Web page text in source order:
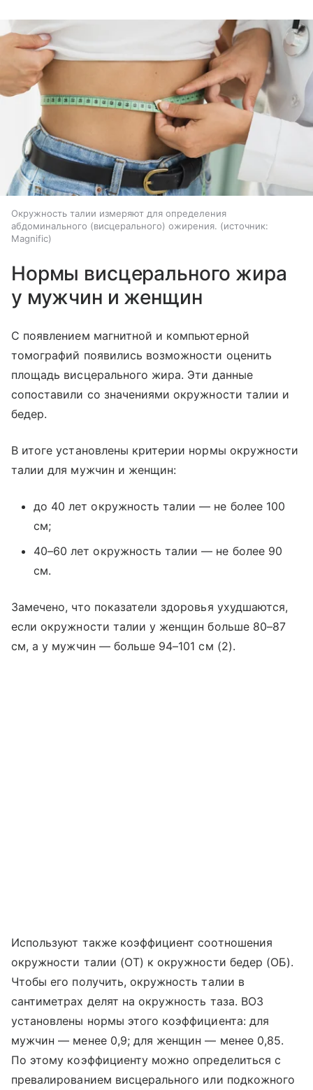
Окружность талии измеряют для определения
абдоминального (висцерального) ожирения.
источник:
Magnific
Нормы висцерального жира
у мужчин и женщин
С появлением магнитной и компьютерной
томографий появились возможности оценить
площадь висцерального жира. Эти данные
сопоставили со значениями окружности талии и
бедер.
В итоге установлены критерии нормы окружности
талии для мужчин и женщин:
до 40 лет окружность талии — не более 100
см;
40–60 лет окружность талии — не более 90
см.
Замечено, что показатели здоровья ухудшаются,
если окружности талии у женщин больше 80–87
см, а у мужчин — больше 94–101 см (2).
Используют также коэффициент соотношения
окружности талии (ОТ) к окружности бедер (ОБ).
Чтобы его получить, окружность талии в
сантиметрах делят на окружность таза. ВОЗ
установлены нормы этого коэффициента: для
мужчин — менее 0,9; для женщин — менее 0,85.
По этому коэффициенту можно определиться с
превалированием висцерального или подкожного